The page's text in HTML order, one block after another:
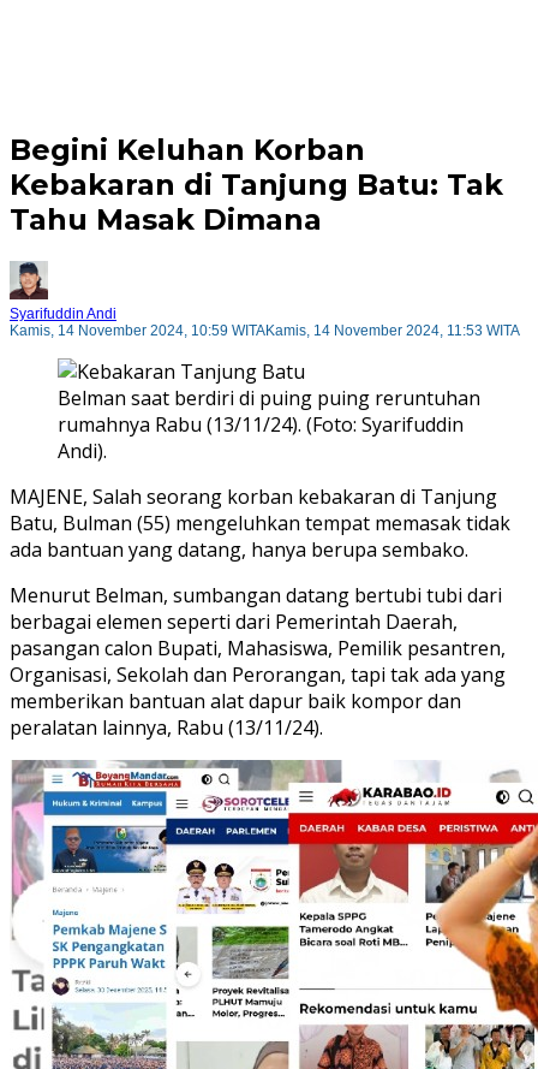
Begini Keluhan Korban
Kebakaran di Tanjung Batu: Tak
Tahu Masak Dimana
Syarifuddin Andi
Kamis, 14 November 2024, 10:59 WITAKamis, 14 November 2024, 11:53 WITA
Belman saat berdiri di puing puing reruntuhan
rumahnya Rabu (13/11/24). (Foto: Syarifuddin
Andi).
MAJENE, Salah seorang korban kebakaran di Tanjung
Batu, Bulman (55) mengeluhkan tempat memasak tidak
ada bantuan yang datang, hanya berupa sembako.
Menurut Belman, sumbangan datang bertubi tubi dari
berbagai elemen seperti dari Pemerintah Daerah,
pasangan calon Bupati, Mahasiswa, Pemilik pesantren,
Organisasi, Sekolah dan Perorangan, tapi tak ada yang
memberikan bantuan alat dapur baik kompor dan
peralatan lainnya, Rabu (13/11/24).